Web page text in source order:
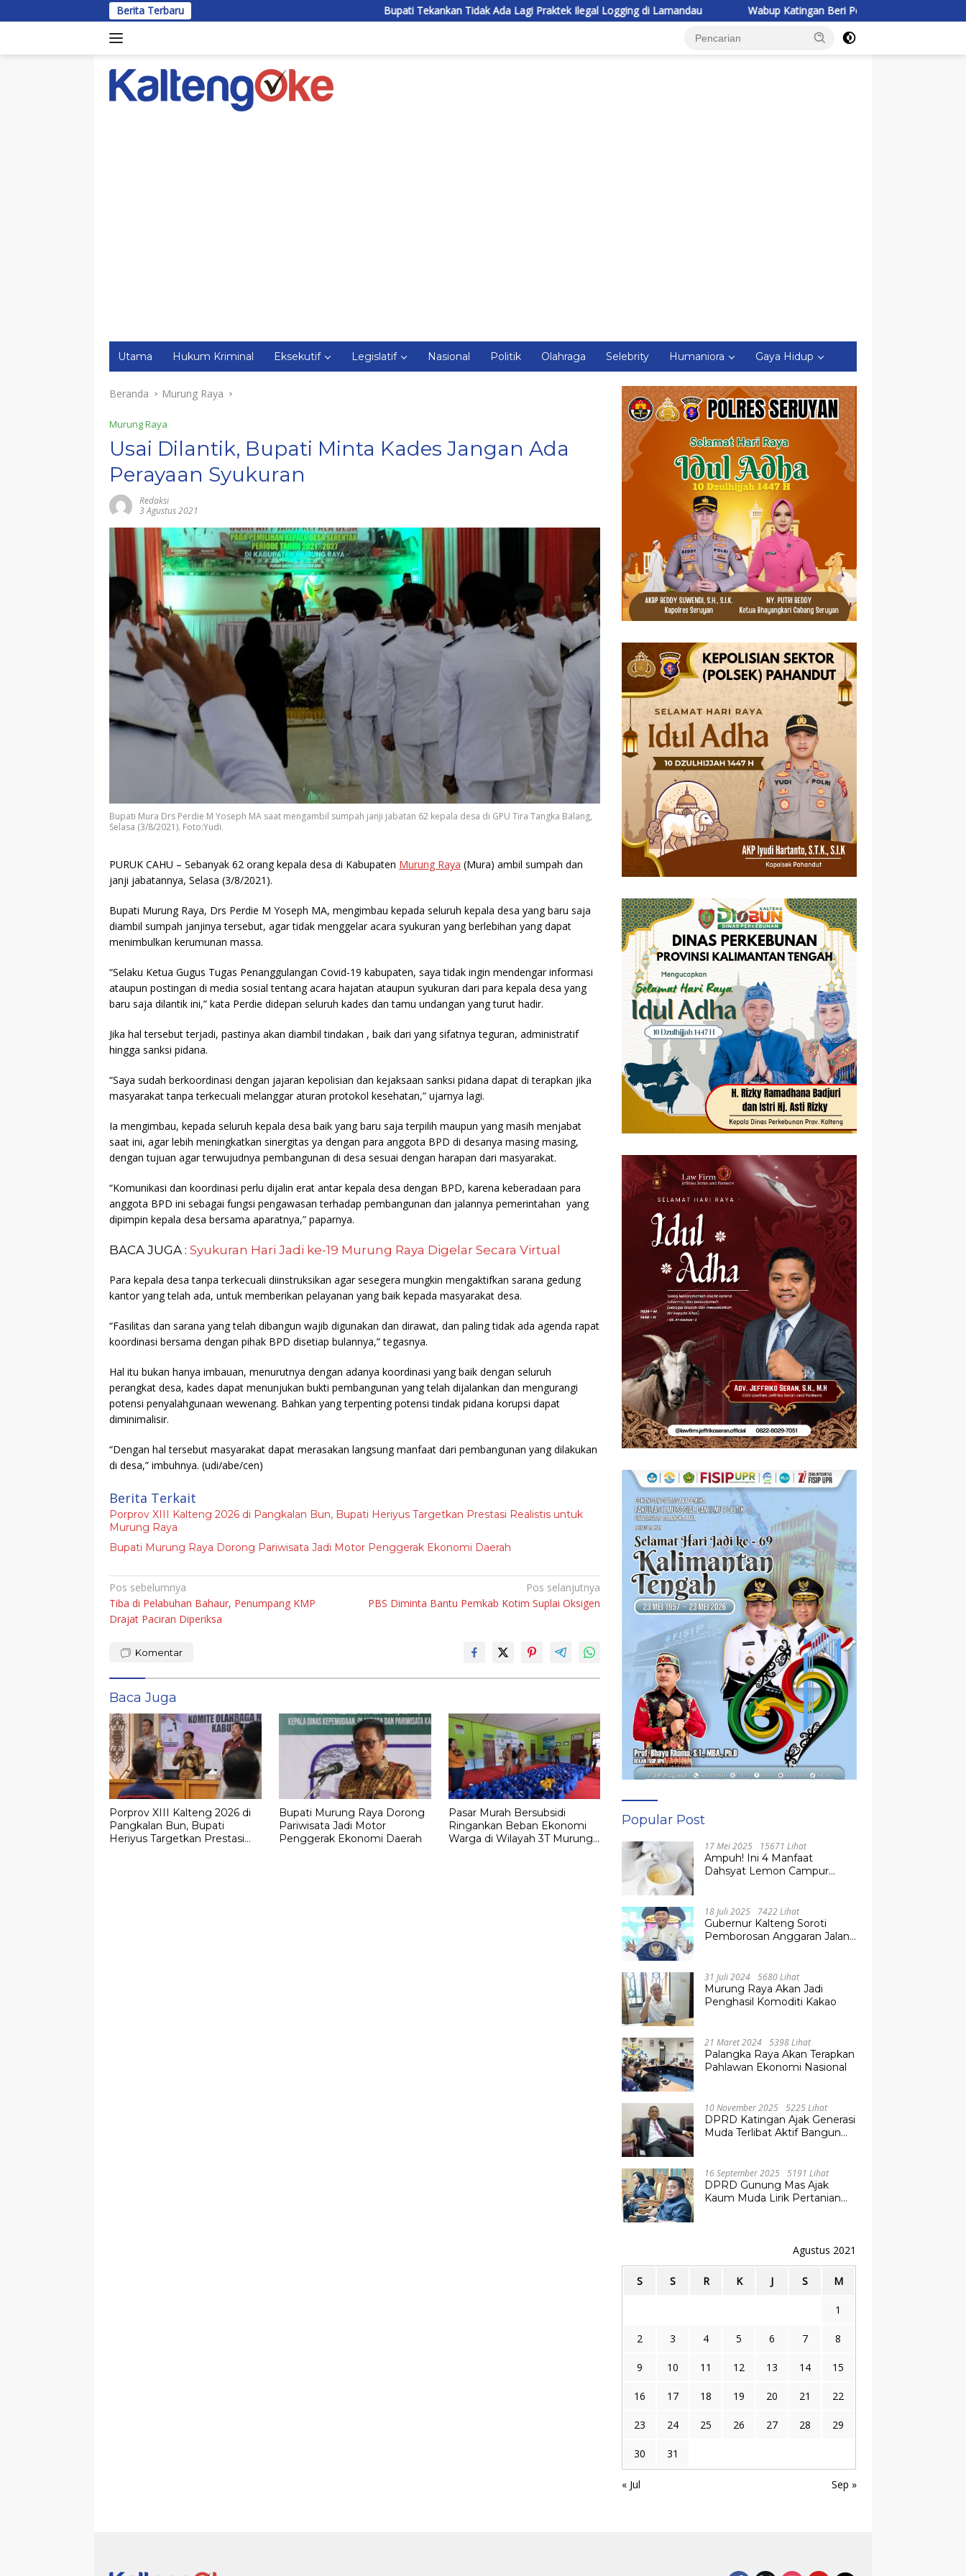
ke
Berita Terbaru Bupati Tekankan Tidak Ada Lagi Praktek Ilegal Logging di Lamandau Wabup Katingan Beri Pembekalan Kontingen Jambore Nasional
Utama Hukum Kriminal Eksekutif Legislatif Nasional Politik Olahraga Selebrity Humaniora Gaya Hidup
Beranda Murung Raya
Murung Raya
Usai Dilantik, Bupati Minta Kades Jangan Ada
Perayaan Syukuran
Redaksi
3 Agustus 2021
Bupati Mura Drs Perdie M Yoseph MA saat mengambil sumpah janji jabatan 62 kepala desa di GPU Tira Tangka Balang,
Selasa (3/8/2021). Foto:Yudi.
PURUK CAHU – Sebanyak 62 orang kepala desa di Kabupaten Murung Raya (Mura) ambil sumpah dan
janji jabatannya, Selasa (3/8/2021).
Bupati Murung Raya, Drs Perdie M Yoseph MA, mengimbau kepada seluruh kepala desa yang baru saja
diambil sumpah janjinya tersebut, agar tidak menggelar acara syukuran yang berlebihan yang dapat
menimbulkan kerumunan massa.
“Selaku Ketua Gugus Tugas Penanggulangan Covid-19 kabupaten, saya tidak ingin mendengar informasi
ataupun postingan di media sosial tentang acara hajatan ataupun syukuran dari para kepala desa yang
baru saja dilantik ini,” kata Perdie didepan seluruh kades dan tamu undangan yang turut hadir.
Jika hal tersebut terjadi, pastinya akan diambil tindakan , baik dari yang sifatnya teguran, administratif
hingga sanksi pidana.
“Saya sudah berkoordinasi dengan jajaran kepolisian dan kejaksaan sanksi pidana dapat di terapkan jika
masyarakat tanpa terkecuali melanggar aturan protokol kesehatan,” ujarnya lagi.
Ia mengimbau, kepada seluruh kepala desa baik yang baru saja terpilih maupun yang masih menjabat
saat ini, agar lebih meningkatkan sinergitas ya dengan para anggota BPD di desanya masing masing,
dengan tujuan agar terwujudnya pembangunan di desa sesuai dengan harapan dari masyarakat.
“Komunikasi dan koordinasi perlu dijalin erat antar kepala desa dengan BPD, karena keberadaan para
anggota BPD ini sebagai fungsi pengawasan terhadap pembangunan dan jalannya pemerintahan yang
dipimpin kepala desa bersama aparatnya,” paparnya.
BACA JUGA : Syukuran Hari Jadi ke-19 Murung Raya Digelar Secara Virtual
Para kepala desa tanpa terkecuali diinstruksikan agar sesegera mungkin mengaktifkan sarana gedung
kantor yang telah ada, untuk memberikan pelayanan yang baik kepada masyarakat desa.
“Fasilitas dan sarana yang telah dibangun wajib digunakan dan dirawat, dan paling tidak ada agenda rapat
koordinasi bersama dengan pihak BPD disetiap bulannya,” tegasnya.
Hal itu bukan hanya imbauan, menurutnya dengan adanya koordinasi yang baik dengan seluruh
perangkat desa, kades dapat menunjukan bukti pembangunan yang telah dijalankan dan mengurangi
potensi penyalahgunaan wewenang. Bahkan yang terpenting potensi tindak pidana korupsi dapat
diminimalisir.
“Dengan hal tersebut masyarakat dapat merasakan langsung manfaat dari pembangunan yang dilakukan
di desa,” imbuhnya. (udi/abe/cen)
Berita Terkait
Porprov XIII Kalteng 2026 di Pangkalan Bun, Bupati Heriyus Targetkan Prestasi Realistis untuk
Murung Raya
Bupati Murung Raya Dorong Pariwisata Jadi Motor Penggerak Ekonomi Daerah
Navigasi
pos
Pos sebelumnya
Tiba di Pelabuhan Bahaur, Penumpang KMP
Drajat Paciran Diperiksa
Pos selanjutnya
PBS Diminta Bantu Pemkab Kotim Suplai Oksigen
Komentar
Baca Juga
Porprov XIII Kalteng 2026 di
Pangkalan Bun, Bupati
Heriyus Targetkan Prestasi
Bupati Murung Raya Dorong
Pariwisata Jadi Motor
Penggerak Ekonomi Daerah
Pasar Murah Bersubsidi
Ringankan Beban Ekonomi
Warga di Wilayah 3T Murung
Popular Post
17 Mei 2025 15671 Lihat
Ampuh! Ini 4 Manfaat
Dahsyat Lemon Campur
18 Juli 2025 7422 Lihat
Gubernur Kalteng Soroti
Pemborosan Anggaran Jalan
31 Juli 2024 5680 Lihat
Murung Raya Akan Jadi
Penghasil Komoditi Kakao
21 Maret 2024 5398 Lihat
Palangka Raya Akan Terapkan
Pahlawan Ekonomi Nasional
10 November 2025 5225 Lihat
DPRD Katingan Ajak Generasi
Muda Terlibat Aktif Bangun
16 September 2025 5191 Lihat
DPRD Gunung Mas Ajak
Kaum Muda Lirik Pertanian
Agustus 2021
S S R K J S M
1
2 3 4 5 6 7 8
9 10 11 12 13 14 15
16 17 18 19 20 21 22
23 24 25 26 27 28 29
30 31
« Jul Sep »